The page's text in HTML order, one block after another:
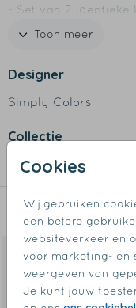
Cookies
Wij gebruiken
een betere
websiteverkeer en
voor marketing- en
weergeven van
Je kunt jouw
- Set van 2 identieke
- Verpakt in
Toon meer
Designer
Simply Colors
Collectie
Kerstballen
Dit vind je